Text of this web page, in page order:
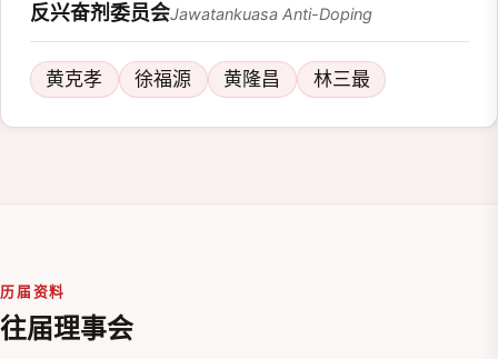
反兴奋剂委员会Jawatankuasa Anti-Doping
黄克孝 徐福源 黄隆昌 林三最
历届资料
往届理事会